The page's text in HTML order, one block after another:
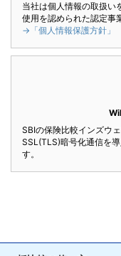
当社は個人情報の取扱い
使用を認められた認定事
→「個人情報保護方針」
SBIの保険比較インズウ
SSL(TLS)暗号化通信を
す。